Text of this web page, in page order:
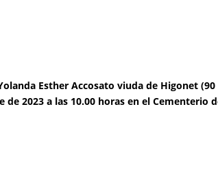
Esther Accosato viuda de Higonet
de 2023 a las 10.00 horas en el Cementerio